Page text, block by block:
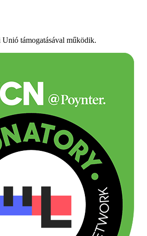
támogatásával működik.